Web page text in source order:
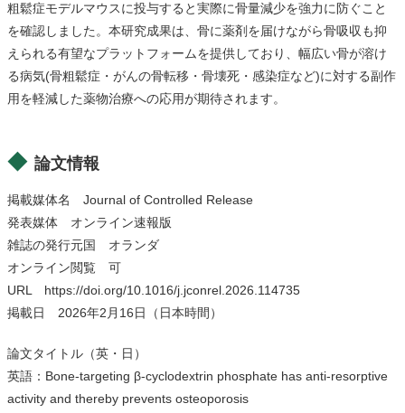
粗鬆症モデルマウスに投与すると実際に骨量減少を強力に防ぐこと
を確認しました。本研究成果は、骨に薬剤を届けながら骨吸収も抑
えられる有望なプラットフォームを提供しており、幅広い骨が溶け
る病気(骨粗鬆症・がんの骨転移・骨壊死・感染症など)に対する副作
用を軽減した薬物治療への応用が期待されます。
論文情報
掲載媒体名 Journal of Controlled Release
発表媒体 オンライン速報版
雑誌の発行元国 オランダ
オンライン閲覧 可
URL https://doi.org/10.1016/j.jconrel.2026.114735
掲載日 2026年2月16日（日本時間）
論文タイトル（英・日）
英語：Bone-targeting β-cyclodextrin phosphate has anti-resorptive
activity and thereby prevents osteoporosis